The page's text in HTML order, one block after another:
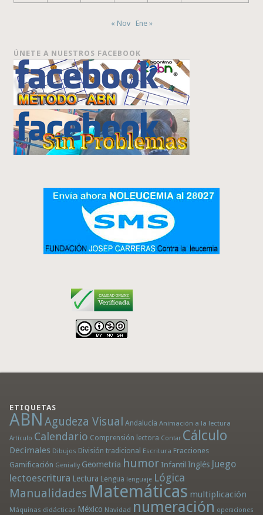
« Nov Ene »
ÚNETE A NUESTROS FACEBOOK
ETIQUETAS
ABN Agudeza Visual Andalucía Animación a la lectura
Artículo Calendario Comprensión lectora Contar Cálculo
Decimales Dibujos División tradicional Escritura Fracciones
Gamificación Genially Geometría humor Infantil Inglés Juego
lectoescritura Lectura Lengua lenguaje Lógica
Manualidades Matemáticas multiplicación
Máquinas didácticas México Navidad numeración operaciones